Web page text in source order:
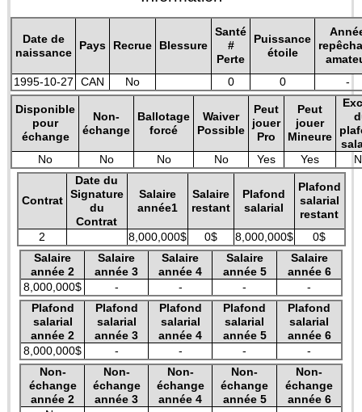
Date de
naissance
Pays Recrue Blessure
Santé
#
Perte
Puissance
étoile
1995-10-27
CAN No 0 0 -
Disponible
pour
échange
Non-
échange
Ballotage
forcé
Waiver
Possible
Peut
jouer
Pro
Peut
jouer
Mineure
No
No No No Yes Yes
Contrat
Date du
Signature
du
Contrat
Salaire
année1
Salaire
restant
Plafond
salarial
Plafond
salarial
restant
2
8,000,000$ 0$ 8,000,000$
0$
Salaire
année 2
Salaire
année 3
Salaire
année 4
Salaire
année 5
Salaire
année 6
8,000,000$
- - -
-
Plafond
salarial
année 2
Plafond
salarial
année 3
Plafond
salarial
année 4
Plafond
salarial
année 5
Plafond
salarial
année 6
8,000,000$
- - -
-
Non-
échange
année 2
Non-
échange
année 3
Non-
échange
année 4
Non-
échange
année 5
Non-
échange
année 6